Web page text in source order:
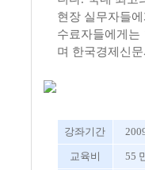
현장 실무자들
수료자들에게
며 한국경제신
강좌기간
교육비 55